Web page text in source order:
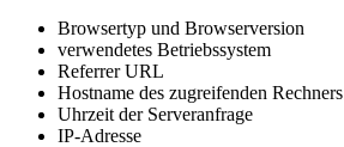
Browsertyp und Browserversion
verwendetes Betriebssystem
Referrer URL
Hostname des zugreifenden Rechners
Uhrzeit der Serveranfrage
IP-Adresse